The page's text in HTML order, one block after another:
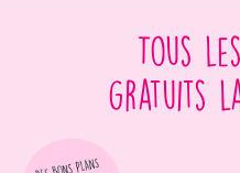
Tous
gratuits